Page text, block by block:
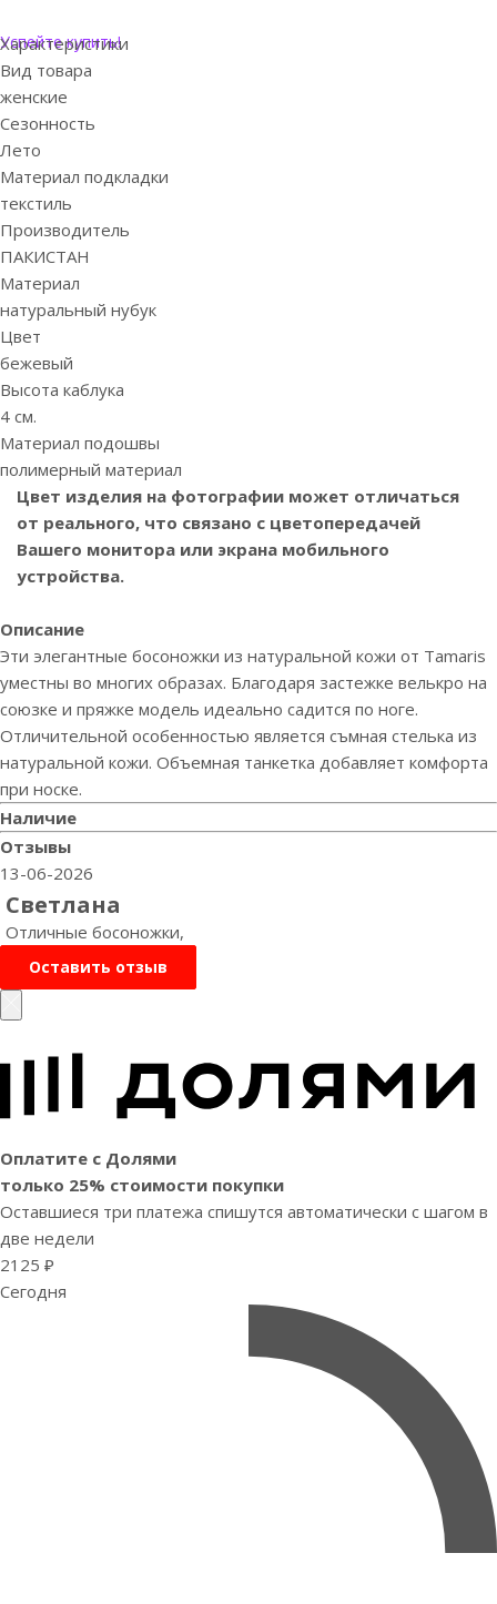
Успейте купить!
Характеристики
Вид товара
женские
Сезонность
Лето
Материал подкладки
текстиль
Производитель
ПАКИСТАН
Материал
натуральный нубук
Цвет
бежевый
Высота каблука
4 см.
Материал подошвы
полимерный материал
Цвет изделия на фотографии может отличаться
от реального, что связано с цветопередачей
Вашего монитора или экрана мобильного
устройства.
Описание
Эти элегантные босоножки из натуральной кожи от Tamaris
уместны во многих образах. Благодаря застежке велькро на
союзке и пряжке модель идеально садится по ноге.
Отличительной особенностью является съмная стелька из
натуральной кожи. Объемная танкетка добавляет комфорта
при носке.
Наличие
Отзывы
13-06-2026
Светлана
Отличные босоножки,
Оставить отзыв
Оплатите с Долями
только 25% стоимости покупки
Оставшиеся три платежа спишутся автоматически с шагом в
две недели
2125 ₽
Сегодня